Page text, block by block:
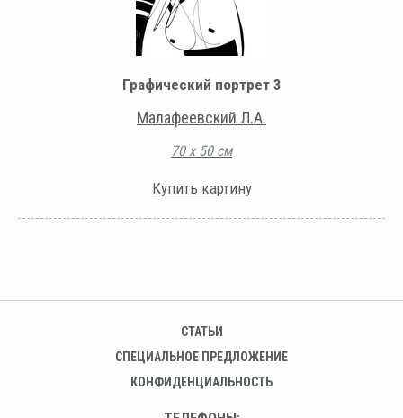
Графический портрет 3
Малафеевский Л.А.
70 х 50 см
Купить картину
СТАТЬИ
СПЕЦИАЛЬНОЕ ПРЕДЛОЖЕНИЕ
КОНФИДЕНЦИАЛЬНОСТЬ